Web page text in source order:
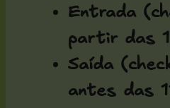
Entrada
partir das
Saída
antes das